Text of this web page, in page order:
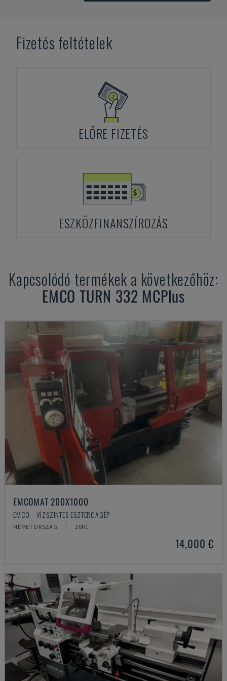
Fizetés feltételek
ELŐRE FIZETÉS
ESZKÖZFINANSZÍROZÁS
Kapcsolódó termékek a következőhöz:
EMCO TURN 332 MCPlus
EMCOMAT 200X1000
EMCO - VÍZSZINTES ESZTERGAGÉP
NÉMETORSZÁG 2001
14,000 €